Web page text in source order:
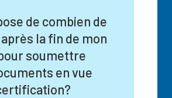
de combien de
la fin de mon
soumettre
en vue